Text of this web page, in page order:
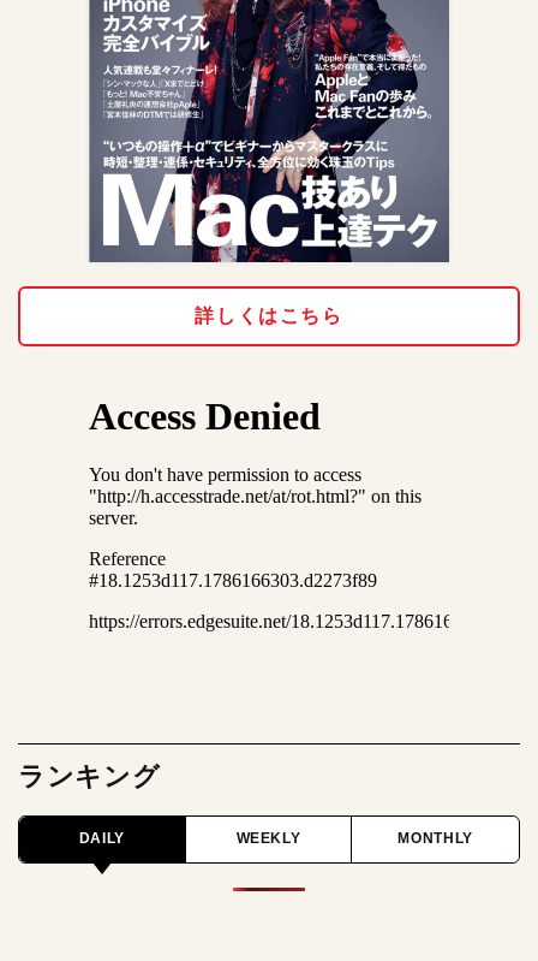
詳しくはこちら
ランキング
DAILY WEEKLY MONTHLY